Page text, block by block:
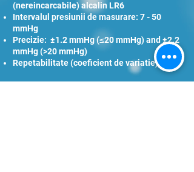
(nereincarcabile) alcalin LR6
Intervalul presiunii de masurare: 7 - 50
mmHg
Precizie: ±1.2 mmHg (≤20 mmHg) and ±2.2
mmHg (>20 mmHg)
Repetabilitate (coeficient de variatie): <8%